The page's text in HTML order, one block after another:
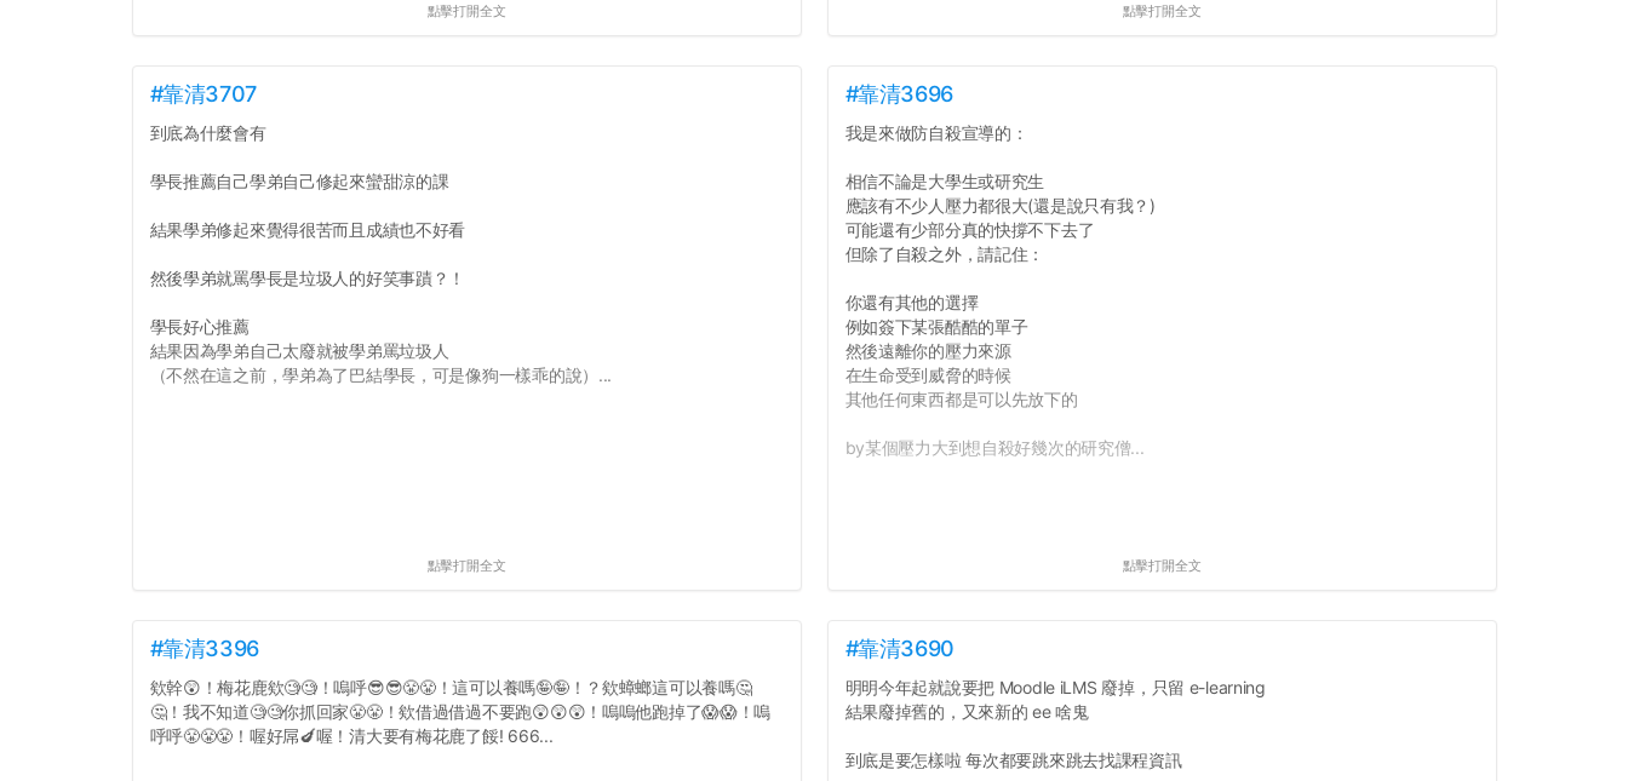
點擊打開全文 點擊打開全文
#靠清3707
到底為什麼會有
學長推薦自己學弟自己修起來蠻甜涼的課
結果學弟修起來覺得很苦而且成績也不好看
然後學弟就罵學長是垃圾人的好笑事蹟？！
學長好心推薦
結果因為學弟自己太廢就被學弟罵垃圾人
（不然在這之前，學弟為了巴結學長，可是像狗一樣乖的說）...
點擊打開全文
#靠清3696
我是來做防自殺宣導的：
相信不論是大學生或研究生
應該有不少人壓力都很大(還是說只有我？)
可能還有少部分真的快撐不下去了
但除了自殺之外，請記住：
你還有其他的選擇
例如簽下某張酷酷的單子
然後遠離你的壓力來源
在生命受到威脅的時候
其他任何東西都是可以先放下的
by某個壓力大到想自殺好幾次的研究僧...
點擊打開全文
#靠清3396
欸幹😲！梅花鹿欸🧐🧐！嗚呼😎😎😤😤！這可以養嗎🤪🤪！？欸蟑螂這可以養嗎🤔
🤔！我不知道🧐🧐你抓回家😤😤！欸借過借過不要跑😲😲😲！嗚嗚他跑掉了😱😱！嗚
呼呼😤😤😤！喔好屌🍆喔！清大要有梅花鹿了餒! 666...
#靠清3690
明明今年起就說要把 Moodle iLMS 廢掉，只留 e-learning
結果廢掉舊的，又來新的 ee 啥鬼
到底是要怎樣啦 每次都要跳來跳去找課程資訊